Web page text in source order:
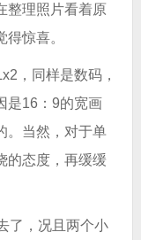
整理照片看着原
惊喜。
，同样是数码，
是16：9的宽画
。当然，对于单
的态度，再缓缓
了，况且两个小